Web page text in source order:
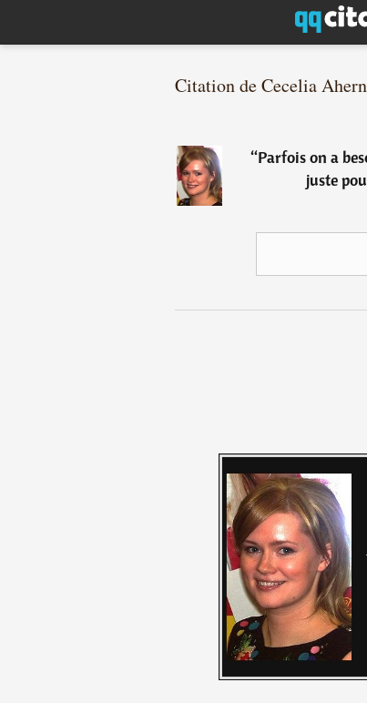
Citation de Cecelia Ahern
“Parfois on a
juste